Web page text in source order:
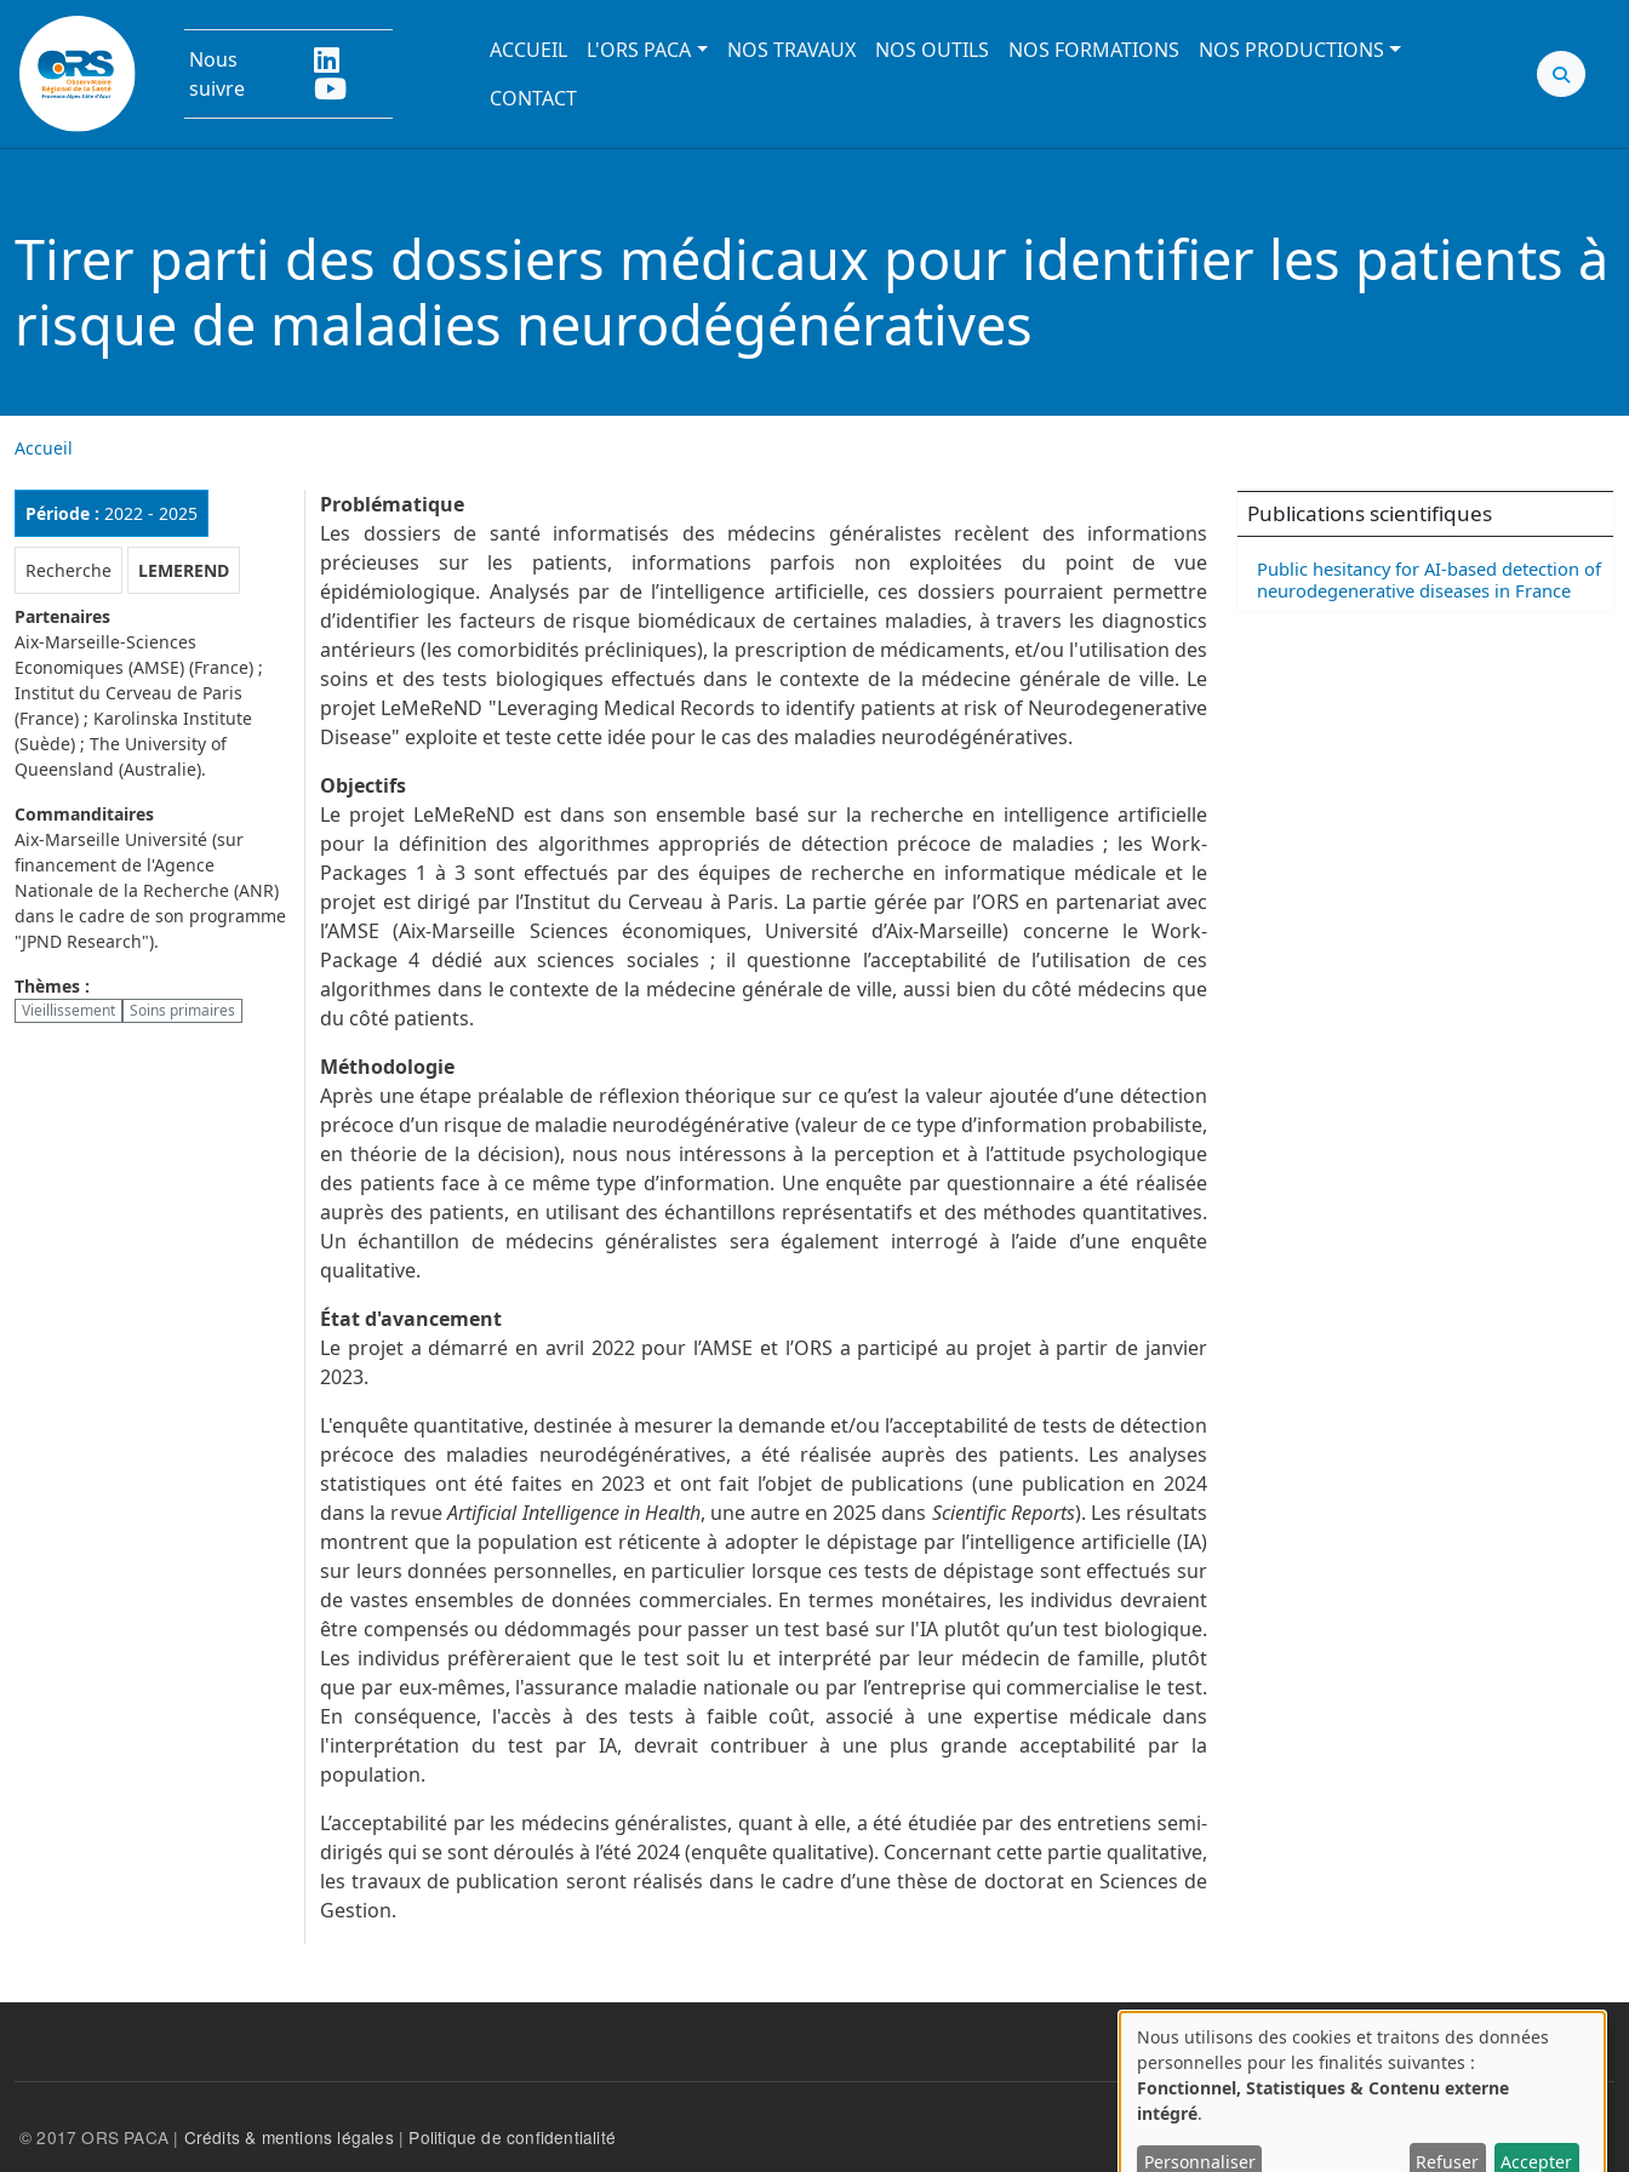
Aller au contenu principal
Nous
suivre
Main navigation
ACCUEIL L'ORS PACA NOS TRAVAUX NOS OUTILS NOS FORMATIONS
NOS PRODUCTIONS
CONTACT
Tirer parti des dossiers médicaux pour identifier les patients à
risque de maladies neurodégénératives
Accueil
Période : 2022 - 2025
Rubrique :
Recherche
LEMEREND
Partenaires
Aix-Marseille-Sciences
Economiques (AMSE) (France) ;
Institut du Cerveau de Paris
(France) ; Karolinska Institute
(Suède) ; The University of
Queensland (Australie).
Commanditaires
Aix-Marseille Université (sur
financement de l'Agence
Nationale de la Recherche (ANR)
dans le cadre de son programme
"JPND Research").
Thèmes :
Vieillissement Soins primaires
Problématique
Les dossiers de santé informatisés des médecins généralistes recèlent des informations
précieuses sur les patients, informations parfois non exploitées du point de vue
épidémiologique. Analysés par de l’intelligence artificielle, ces dossiers pourraient permettre
d’identifier les facteurs de risque biomédicaux de certaines maladies, à travers les diagnostics
antérieurs (les comorbidités précliniques), la prescription de médicaments, et/ou l'utilisation des
soins et des tests biologiques effectués dans le contexte de la médecine générale de ville. Le
projet LeMeReND "Leveraging Medical Records to identify patients at risk of Neurodegenerative
Disease" exploite et teste cette idée pour le cas des maladies neurodégénératives.
Objectifs
Le projet LeMeReND est dans son ensemble basé sur la recherche en intelligence artificielle
pour la définition des algorithmes appropriés de détection précoce de maladies ; les Work-
Packages 1 à 3 sont effectués par des équipes de recherche en informatique médicale et le
projet est dirigé par l’Institut du Cerveau à Paris. La partie gérée par l’ORS en partenariat avec
l’AMSE (Aix-Marseille Sciences économiques, Université d’Aix-Marseille) concerne le Work-
Package 4 dédié aux sciences sociales ; il questionne l’acceptabilité de l’utilisation de ces
algorithmes dans le contexte de la médecine générale de ville, aussi bien du côté médecins que
du côté patients.
Méthodologie
Après une étape préalable de réflexion théorique sur ce qu’est la valeur ajoutée d’une détection
précoce d’un risque de maladie neurodégénérative (valeur de ce type d’information probabiliste,
en théorie de la décision), nous nous intéressons à la perception et à l’attitude psychologique
des patients face à ce même type d’information. Une enquête par questionnaire a été réalisée
auprès des patients, en utilisant des échantillons représentatifs et des méthodes quantitatives.
Un échantillon de médecins généralistes sera également interrogé à l’aide d’une enquête
qualitative.
État d'avancement
Le projet a démarré en avril 2022 pour l’AMSE et l’ORS a participé au projet à partir de janvier
2023.
L'enquête quantitative, destinée à mesurer la demande et/ou l’acceptabilité de tests de détection
précoce des maladies neurodégénératives, a été réalisée auprès des patients. Les analyses
statistiques ont été faites en 2023 et ont fait l’objet de publications (une publication en 2024
dans la revueArtificial Intelligence in Health, une autre en 2025 dans Scientific Reports). Les résultats
montrent que la population est réticente à adopter le dépistage par l’intelligence artificielle (IA)
sur leurs données personnelles, en particulier lorsque ces tests de dépistage sont effectués sur
de vastes ensembles de données commerciales. En termes monétaires, les individus devraient
être compensés ou dédommagés pour passer un test basé sur l'IA plutôt qu’un test biologique.
Les individus préfèreraient que le test soit lu et interprété par leur médecin de famille, plutôt
que par eux-mêmes, l'assurance maladie nationale ou par l’entreprise qui commercialise le test.
En conséquence, l'accès à des tests à faible coût, associé à une expertise médicale dans
l'interprétation du test par IA, devrait contribuer à une plus grande acceptabilité par la
population.
L’acceptabilité par les médecins généralistes, quant à elle, a été étudiée par des entretiens semi-
dirigés qui se sont déroulés à l’été 2024 (enquête qualitative). Concernant cette partie qualitative,
les travaux de publication seront réalisés dans le cadre d’une thèse de doctorat en Sciences de
Gestion.
Publications scientifiques
Public hesitancy for AI-based detection of
neurodegenerative diseases in France
© 2017 ORS PACA | Crédits & mentions légales| Politique de confidentialité User account menu
Se connecter
A
propos
des
cookies
Nous utilisons des cookies et traitons des données
personnelles pour les finalités suivantes :
Fonctionnel, Statistiques & Contenu externe
intégré.
Personnaliser Refuser Accepter